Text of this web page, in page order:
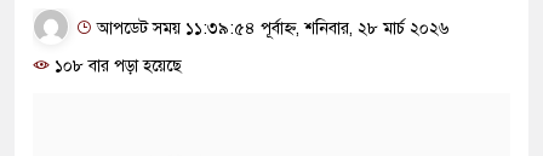
আপডেট সময় ১১:৩৯:৫৪ পূর্বাহ্ন, শনিবার, ২৮ মার্চ ২০২৬
১০৮ বার পড়া হয়েছে